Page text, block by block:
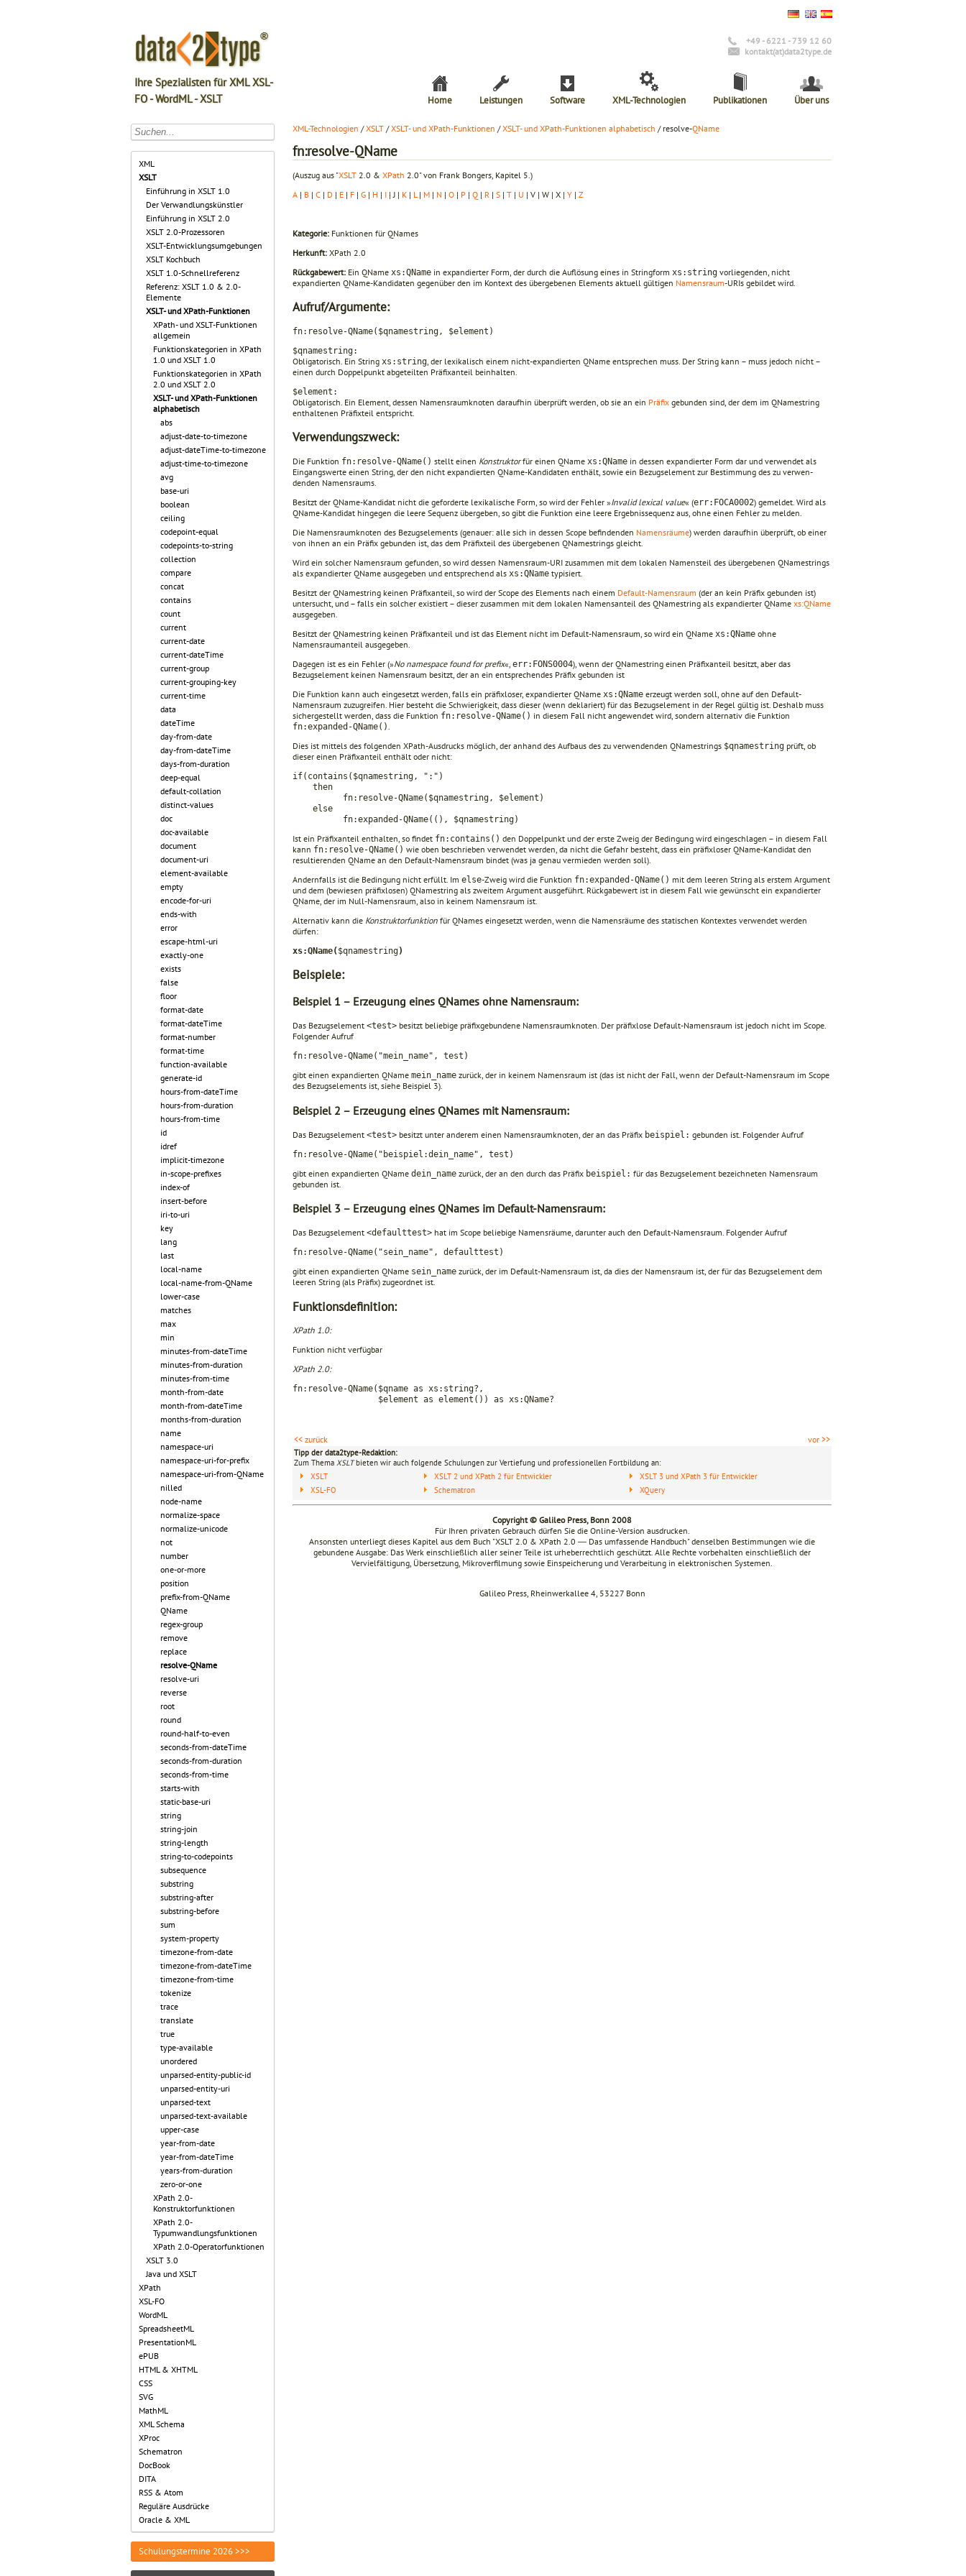
Ihre Spezialisten für XML XSL-
FO - WordML - XSLT
+49 - 6221 - 739 12 60
kontakt(at)data2type.de
Home Leistungen Software XML-Technologien Publikationen Über uns
XML
XSLT
Einführung in XSLT 1.0
Der Verwandlungskünstler
Einführung in XSLT 2.0
XSLT 2.0-Prozessoren
XSLT-Entwicklungsumgebungen
XSLT Kochbuch
XSLT 1.0-Schnellreferenz
Referenz: XSLT 1.0 & 2.0-
Elemente
XSLT- und XPath-Funktionen
XPath- und XSLT-Funktionen
allgemein
Funktionskategorien in XPath
1.0 und XSLT 1.0
Funktionskategorien in XPath
2.0 und XSLT 2.0
XSLT- und XPath-Funktionen
alphabetisch
abs
adjust-date-to-timezone
adjust-dateTime-to-timezone
adjust-time-to-timezone
avg
base-uri
boolean
ceiling
codepoint-equal
codepoints-to-string
collection
compare
concat
contains
count
current
current-date
current-dateTime
current-group
current-grouping-key
current-time
data
dateTime
day-from-date
day-from-dateTime
days-from-duration
deep-equal
default-collation
distinct-values
doc
doc-available
document
document-uri
element-available
empty
encode-for-uri
ends-with
error
escape-html-uri
exactly-one
exists
false
floor
format-date
format-dateTime
format-number
format-time
function-available
generate-id
hours-from-dateTime
hours-from-duration
hours-from-time
id
idref
implicit-timezone
in-scope-prefixes
index-of
insert-before
iri-to-uri
key
lang
last
local-name
local-name-from-QName
lower-case
matches
max
min
minutes-from-dateTime
minutes-from-duration
minutes-from-time
month-from-date
month-from-dateTime
months-from-duration
name
namespace-uri
namespace-uri-for-prefix
namespace-uri-from-QName
nilled
node-name
normalize-space
normalize-unicode
not
number
one-or-more
position
prefix-from-QName
QName
regex-group
remove
replace
resolve-QName
resolve-uri
reverse
root
round
round-half-to-even
seconds-from-dateTime
seconds-from-duration
seconds-from-time
starts-with
static-base-uri
string
string-join
string-length
string-to-codepoints
subsequence
substring
substring-after
substring-before
sum
system-property
timezone-from-date
timezone-from-dateTime
timezone-from-time
tokenize
trace
translate
true
type-available
unordered
unparsed-entity-public-id
unparsed-entity-uri
unparsed-text
unparsed-text-available
upper-case
year-from-date
year-from-dateTime
years-from-duration
zero-or-one
XPath 2.0-
Konstruktorfunktionen
XPath 2.0-
Typumwandlungsfunktionen
XPath 2.0-Operatorfunktionen
XSLT 3.0
Java und XSLT
XPath
XSL-FO
WordML
SpreadsheetML
PresentationML
ePUB
HTML & XHTML
CSS
SVG
MathML
XML Schema
XProc
Schematron
DocBook
DITA
RSS & Atom
Reguläre Ausdrücke
Oracle & XML
Schulungstermine 2026 >>>
XML-Technologien /XSLT /XSLT- und XPath-Funktionen /XSLT- und XPath-Funktionen alphabetisch / resolve-QName
fn:resolve-QName
(Auszug aus "XSLT 2.0 & XPath 2.0" von Frank Bongers, Kapitel 5.)
A | B | C | D | E | F | G | H | I | J | K | L | M | N | O | P | Q | R | S | T | U | V | W | X | Y | Z
Kategorie: Funktionen für QNames
Herkunft: XPath 2.0
Rückgabewert: Ein QName xs:QName in expandierter Form, der durch die Auflösung eines in Stringform xs:string vorliegenden, nicht
expandierten QName-Kandidaten gegenüber den im Kontext des übergebenen Elements aktuell gültigen Namensraum-URIs gebildet wird.
Aufruf/Argumente:
fn:resolve-QName($qnamestring, $element)
$qnamestring:
Obligatorisch. Ein String xs:string , der lexikalisch einem nicht-expandierten QName entsprechen muss. Der String kann – muss jedoch nicht –
einen durch Doppelpunkt abgeteilten Präfixanteil beinhalten.
$element:
Obligatorisch. Ein Element, dessen Namensraumknoten darauf­hin überprüft werden, ob sie an ein Präfix gebunden sind, der dem im QName­string
enthaltenen Präfixteil entspricht.
Verwendungszweck:
Die Funktion fn:resolve-QName() stellt einen Konstruktorfür einen QName xs:QName in dessen expandierter Form dar und verwendet als
Eingangswerte einen String, der den nicht expandierten QName-Kandidaten enthält, sowie ein Bezugselement zur Bestimmung des zu verwen­
denden Namensraums.
Besitzt der QName-Kandidat nicht die geforderte lexikalische Form, so wird der Fehler »Invalid lexical value« (err:FOCA0002) gemeldet. Wird als
QName-Kandidat hingegen die leere Sequenz übergeben, so gibt die Funktion eine leere Ergebnissequenz aus, ohne einen Fehler zu melden.
Die Namensraumknoten des Bezugselements (genauer: alle sich in dessen Scope befindenden Namensräume) werden daraufhin überprüft, ob einer
von ihnen an ein Präfix gebunden ist, das dem Präfixteil des übergebenen QName­strings gleicht.
Wird ein solcher Namensraum gefunden, so wird dessen Namensraum-URI zusammen mit dem lokalen Namensteil des übergebenen QNamestrings
als expandierter QName ausgegeben und entsprechend als xs:QName typisiert.
Besitzt der QNamestring keinen Präfixanteil, so wird der Scope des Elements nach einem Default-Namensraum (der an kein Präfix gebunden ist)
untersucht, und – falls ein solcher existiert – dieser zusammen mit dem lokalen Namensan­teil des QNamestring als expandierter QName xs:QName
ausgegeben.
Besitzt der QNamestring keinen Präfixanteil und ist das Element nicht im Default-Namensraum, so wird ein QName xs:QName ohne
Namensraumanteil ausgegeben.
Dagegen ist es ein Fehler (»No namespace found for prefix«, err:FONS0004), wenn der QName­­string einen Präfixanteil besitzt, aber das
Bezugselement keinen Namensraum besitzt, der an ein entsprechendes Präfix gebunden ist
Die Funktion kann auch eingesetzt werden, falls ein präfixloser, expandierter QName xs:QName erzeugt werden soll, ohne auf den Default-
Namensraum zuzugreifen. Hier besteht die Schwierigkeit, dass dieser (wenn deklariert) für das Bezugselement in der Regel gültig ist. Deshalb muss
sichergestellt werden, dass die Funktion fn:resolve-QName() in diesem Fall nicht angewendet wird, sondern alternativ die Funktion
fn:expanded-QName()
Dies ist mittels des folgenden XPath-Ausdrucks möglich, der anhand des Auf­baus des zu verwendenden QNamestrings $qnamestring prüft, ob
dieser einen Präfixanteil enthält oder nicht:
if(contains($qnamestring, ":")
then
fn:resolve-QName($qnamestring, $element)
else
fn:expanded-QName((), $qnamestring)
Ist ein Präfixanteil enthalten, so findet fn:contains() den Doppelpunkt und der erste Zweig der Bedingung wird eingeschlagen – in diesem Fall
kann fn:resolve-QName() wie oben beschrieben verwendet werden, da nicht die Gefahr besteht, dass ein präfixloser QName-Kandidat den
resultierenden QName an den Default-Namensraum bindet (was ja genau vermieden werden soll).
Andernfalls ist die Bedingung nicht erfüllt. Im else-Zweig wird die Funktion fn:expanded-QName() mit dem leeren String als erstem Argument
und dem (bewiesen präfixlosen) QNamestring als zweitem Argument ausgeführt. Rück­gabewert ist in diesem Fall wie gewünscht ein expandierter
QName, der im Null-Namensraum, also in keinem Namensraum ist.
Alternativ kann die Konstruktorfunktion für QNames eingesetzt werden, wenn die Namensräume des statischen Kontextes verwendet werden
dürfen:
xs:QName($qnamestring)
Beispiele:
Beispiel 1 – Erzeugung eines QNames ohne Namensraum:
Das Bezugselement <test> besitzt beliebige präfixgebundene Namens­­raumknoten. Der präfixlose Default-Namensraum ist jedoch nicht im Scope.
Folgender Aufruf
fn:resolve-QName("mein_name", test)
gibt einen expandierten QName mein_name zurück, der in keinem Namens­raum ist (das ist nicht der Fall, wenn der Default-Namensraum im Scope
des Bezugselements ist, siehe Beispiel 3).
Beispiel 2 – Erzeugung eines QNames mit Namensraum:
Das Bezugselement <test> besitzt unter anderem einen Namensraumknoten, der an das Präfix beispiel: gebunden ist. Folgender Aufruf
fn:resolve-QName("beispiel:dein_name", test)
gibt einen expandierten QName dein_name zurück, der an den durch das Prä­fix beispiel: für das Bezugselement bezeichneten Namensraum
gebunden ist.
Beispiel 3 – Erzeugung eines QNames im Default-Namensraum:
Das Bezugselement <defaulttest> hat im Scope beliebige Namensräume, dar­unter auch den Default-Namensraum. Folgender Aufruf
fn:resolve-QName("sein_name", defaulttest)
gibt einen expandierten QName sein_name zurück, der im Default-Namens­raum ist, da dies der Namensraum ist, der für das Bezugselement dem
leeren String (als Präfix) zugeordnet ist.
Funktionsdefinition:
XPath 1.0:
Funktion nicht verfügbar
XPath 2.0:
fn:resolve-QName($qname as xs:string?,
$element as element()) as xs:QName?
<< zurück vor >>
Tipp der data2type-Redaktion:
Zum Thema XSLTbieten wir auch folgende Schulungen zur Vertiefung und professionellen Fortbildung an:
XSLT
XSL-FO
XSLT 2 und XPath 2 für Entwickler
Schematron
XSLT 3 und XPath 3 für Entwickler
XQuery
Copyright © Galileo Press, Bonn 2008
Für Ihren privaten Gebrauch dürfen Sie die Online-Version ausdrucken.
Ansonsten unterliegt dieses Kapitel aus dem Buch "XSLT 2.0 & XPath 2.0 ― Das umfassende Handbuch" denselben Bestimmungen wie die
gebundene Ausgabe: Das Werk einschließlich aller seiner Teile ist urheberrechtlich geschützt. Alle Rechte vorbehalten einschließlich der
Vervielfältigung, Übersetzung, Mikroverfilmung sowie Einspeicherung und Verarbeitung in elektronischen Systemen.
Galileo Press, Rheinwerkallee 4, 53227 Bonn